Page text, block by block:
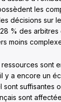
les
décisions sur
% des
moins
sont
y a encore un
suffisantes
sont